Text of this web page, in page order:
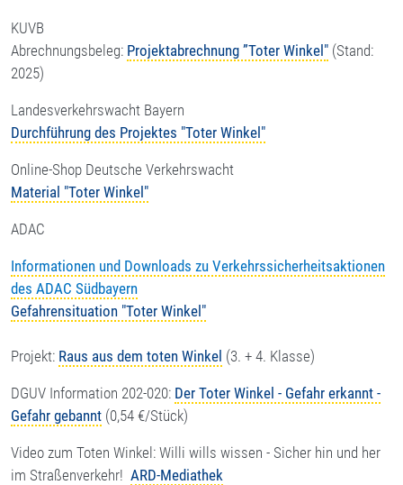
KUVB
Abrechnungsbeleg: Projektabrechnung ”Toter Winkel" (Stand:
2025)
Landesverkehrswacht Bayern
Durchführung des Projektes "Toter Winkel"
Online-Shop Deutsche Verkehrswacht
Material "Toter Winkel"
ADAC
Informationen und Downloads zu Verkehrssicherheitsaktionen
des ADAC Südbayern
Gefahrensituation "Toter Winkel"
Projekt: Raus aus dem toten Winkel (3. + 4. Klasse)
DGUV Information 202-020: Der Toter Winkel - Gefahr erkannt -
Gefahr gebannt (0,54 €/Stück)
Video zum Toten Winkel: Willi wills wissen - Sicher hin und her
im Straßenverkehr! ARD-Mediathek